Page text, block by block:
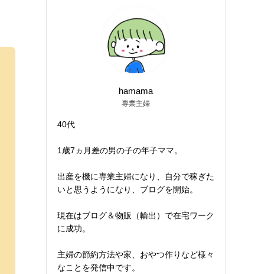
hamama
専業主婦
40代
1歳7ヵ月差の男の子の年子ママ。
出産を機に専業主婦になり、自分で稼ぎた
いと思うようになり、ブログを開始。
現在はブログ＆物販（輸出）で在宅ワーク
に成功。
主婦の節約方法や家、おやつ作りなど様々
なことを発信中です。